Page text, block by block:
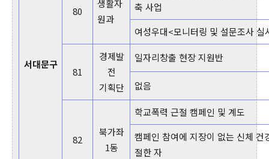
서대문구
80
생활자
원과
축 사업
여성우대<모니터링 및 설문조사 실
81
경제발
전
기획단
일자리창출 현장 지원반
없음
82
북가좌
1동
학교폭력 근절 캠페인 및 계도
캠페인 참여에 지장이 없는 신체 건
절한 자